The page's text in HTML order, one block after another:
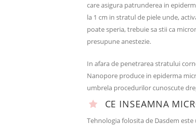
care asigura patrunderea in
la 1 cm in stratul de piele unde,
poate speria, trebuie sa stii ca
presupune anestezie.
In afara de penetrarea stratului
Nanopore produce in epiderma
umbrela procedurilor cunoscute
CE INSEAMNA
Tehnologia folosita de Dasdem